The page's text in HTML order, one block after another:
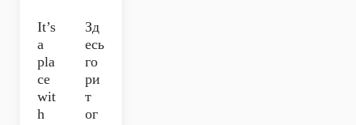
It’s
a
pla
ce
wit
h
Зд
есь
го
ри
т
ог